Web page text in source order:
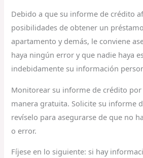
Debido a que su informe de crédito
posibilidades de obtener un
apartamento y demás, le conviene
haya ningún error y que nadie haya
indebidamente su información
Monitorear su informe de crédito por
manera gratuita. Solicite su informe
revíselo para asegurarse de que no
o error.
Fíjese en lo siguiente: si hay